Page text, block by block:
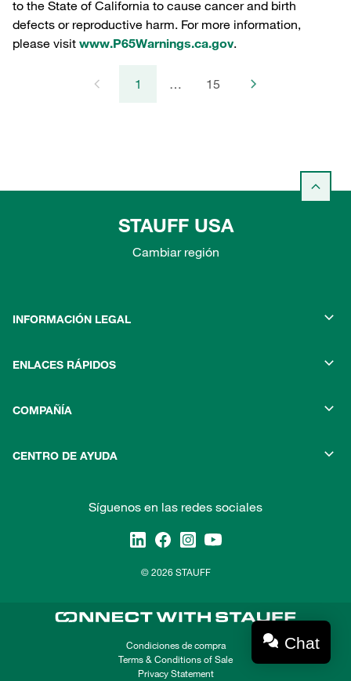
to the State of California to cause cancer and birth
defects or reproductive harm. For more information,
please visit www.P65Warnings.ca.gov.
1 … 15
STAUFF USA
Cambiar región
INFORMACIÓN LEGAL
ENLACES RÁPIDOS
COMPAÑÍA
CENTRO DE AYUDA
Síguenos en las redes sociales
© 2026 STAUFF
Condiciones de compra
Terms & Conditions of Sale
Privacy Statement
Chat